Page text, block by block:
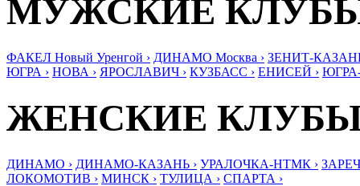
МУЖСКИЕ
ФАКЕЛ Новый Уренгой › ДИНАМО Москва › ЗЕНИТ-
ЮГРА › НОВА › ЯРОСЛАВИЧ › КУЗБАСС › ЕНИСЕЙ ›
ЖЕНСКИЕ
ДИНАМО › ДИНАМО-КАЗАНЬ › УРАЛОЧКА-НТМК ›
ЛОКОМОТИВ › МИНСК › ТУЛИЦА › СПАРТА ›